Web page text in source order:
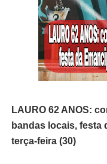
LAURO 62 ANOS:
bandas locais, festa
terça-feira (30)